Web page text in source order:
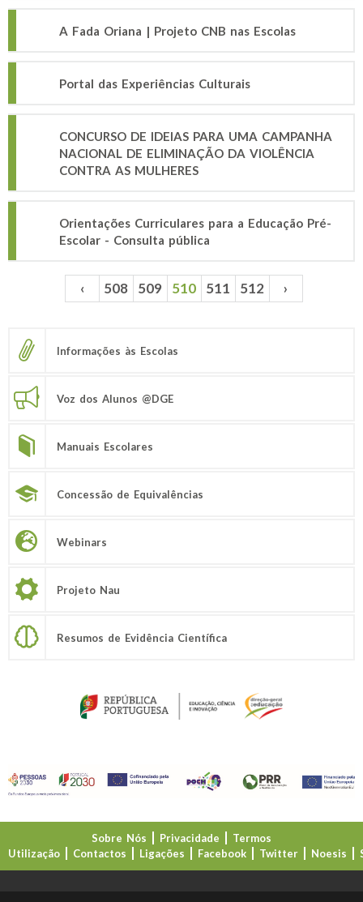
A Fada Oriana | Projeto CNB nas Escolas
Portal das Experiências Culturais
CONCURSO DE IDEIAS PARA UMA CAMPANHA
NACIONAL DE ELIMINAÇÃO DA VIOLÊNCIA
CONTRA AS MULHERES
Orientações Curriculares para a Educação Pré-
Escolar - Consulta pública
Páginas ‹ 508 509 510 511 512 ›
Informações às Escolas
Voz dos Alunos @DGE
Manuais Escolares
Concessão de Equivalências
Webinars
Projeto Nau
Resumos de Evidência Científica
Sobre Nós Privacidade
Termos
Utilização
Contactos Ligações Facebook Twitter Noesis